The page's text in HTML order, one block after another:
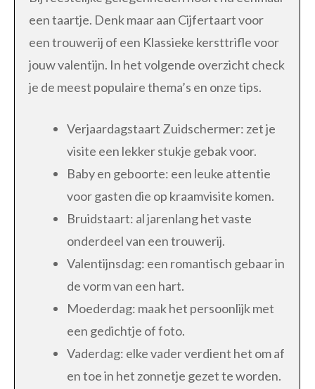
een taartje. Denk maar aan Cijfertaart voor
een trouwerij of een Klassieke kersttrifle voor
jouw valentijn. In het volgende overzicht check
je de meest populaire thema’s en onze tips.
Verjaardagstaart Zuidschermer: zet je
visite een lekker stukje gebak voor.
Baby en geboorte: een leuke attentie
voor gasten die op kraamvisite komen.
Bruidstaart: al jarenlang het vaste
onderdeel van een trouwerij.
Valentijnsdag: een romantisch gebaar in
de vorm van een hart.
Moederdag: maak het persoonlijk met
een gedichtje of foto.
Vaderdag: elke vader verdient het om af
en toe in het zonnetje gezet te worden.